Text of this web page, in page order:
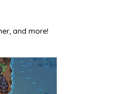
and more!